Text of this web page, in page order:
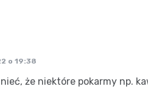
o 19:38
że niektóre pokarmy np.